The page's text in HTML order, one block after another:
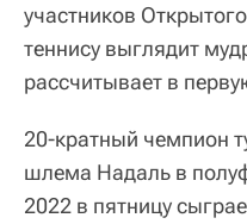
участников
теннису выглядит
рассчитывает в
20-кратный чемпион
шлема Надаль в
2022 в пятницу